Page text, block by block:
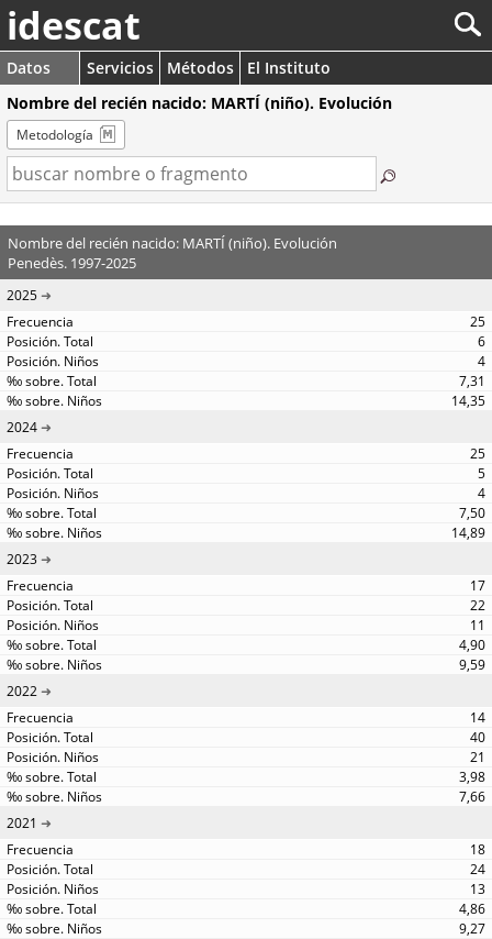
idescat
Datos Servicios Métodos
El Instituto
Nombre del recién nacido: MARTÍ (niño). Evolución
Metodología
Nombre del recién nacido: MARTÍ (niño). Evolución
Penedès. 1997-2025
2025
25
6
4
7,31
14,35
2024
25
5
4
7,50
14,89
2023
17
22
11
4,90
9,59
2022
14
40
21
3,98
7,66
2021
18
24
13
4,86
9,27